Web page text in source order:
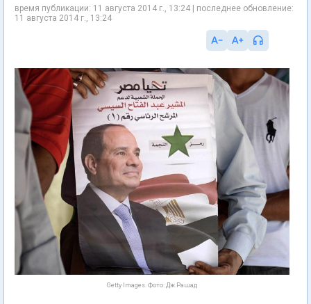
время публикации: 11 августа 2014 г., 13:24 | последнее обновление:
11 августа 2014 г., 13:24
Getty Images. Фото: Дж.Рашад